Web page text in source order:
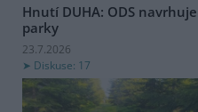
Hnutí DUHA: ODS
parky
23.7.2026
Diskuse: 17